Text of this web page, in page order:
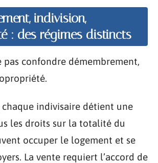
indivision,
: des régimes distincts
confondre démembrement,
chaque indivisaire détient une
les droits sur la totalité du
occuper le logement et se
La vente requiert l’accord de